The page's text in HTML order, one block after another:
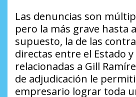
Las denuncias son
pero la más grave hasta
supuesto, la de las
directas entre el Estado
relacionadas a Gill
de adjudicación le
empresario lograr toda